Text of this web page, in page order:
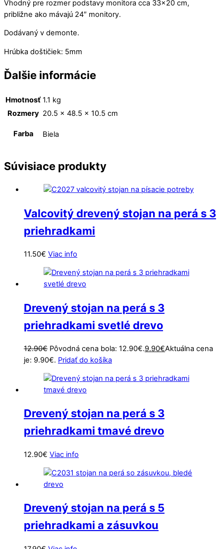
Vhodný pre rozmer podstavy monitora cca 33×20 cm,
približne ako mávajú 24″ monitory.
Dodávaný v demonte.
Hrúbka doštičiek: 5mm
Ďalšie informácie
Hmotnosť 1.1 kg
Rozmery 20.5 × 48.5 × 10.5 cm
Farba Biela
Súvisiace produkty
Valcovitý drevený stojan na perá s 3
priehradkami
11.50€ Viac info
Drevený stojan na perá s 3
priehradkami svetlé drevo
12.90€ Pôvodná cena bola: 12.90€.9.90€Aktuálna cena
je: 9.90€. Pridať do košíka
Drevený stojan na perá s 3
priehradkami tmavé drevo
12.90€ Viac info
Drevený stojan na perá s 5
priehradkami a zásuvkou